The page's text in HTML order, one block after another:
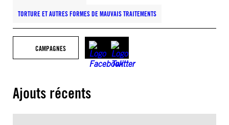
TORTURE ET AUTRES FORMES DE MAUVAIS TRAITEMENTS
CAMPAGNES
Ajouts récents